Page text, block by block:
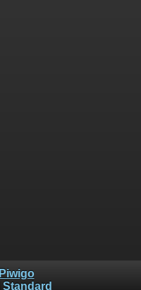
Piwigo
Standard